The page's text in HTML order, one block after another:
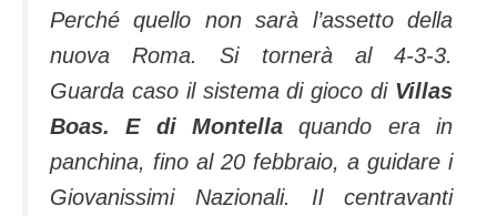
Perché quello non sarà l’assetto della
nuova Roma. Si tornerà al 4-3-3.
Guarda caso il sistema di gioco di Villas
Boas.E di Montella quando era in
panchina, fino al 20 febbraio, a guidare i
Giovanissimi Nazionali. Il centravanti